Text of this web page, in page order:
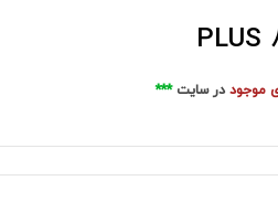
موجود در سایت***